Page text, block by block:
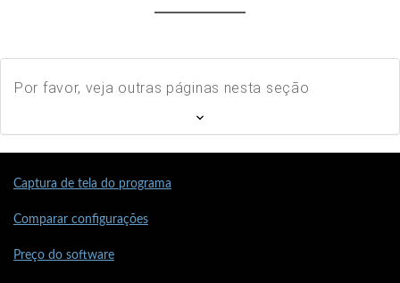
Por favor, veja outras páginas nesta seção
Captura de tela do programa
Comparar configurações
Preço do software